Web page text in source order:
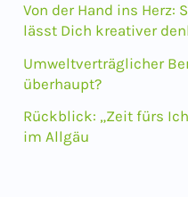
c
:
Von der Hand ins Herz:
lässt Dich kreativer
Umweltverträglicher
überhaupt?
Rückblick: „Zeit fürs
im Allgäu